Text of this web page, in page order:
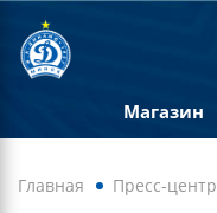
Магазин
Главная Пресс-центр